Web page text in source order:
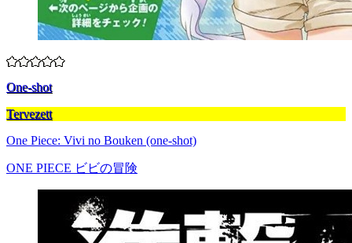
One-shot
Tervezett
One Piece: Vivi no Bouken (one-shot)
ONE PIECE ビビの冒険